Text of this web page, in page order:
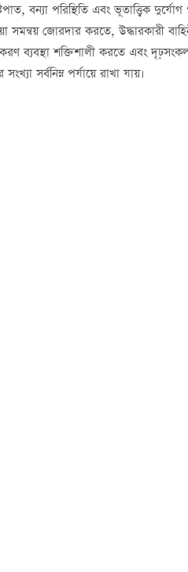
বন্যা পরিস্থিতি এবং ভূতাত্ত্বিক দুর্যোগ
সমন্বয় জোরদার করতে, উদ্ধারকারী
ব্যবস্থা শক্তিশালী করতে এবং
সর্বনিম্ন পর্যায়ে রাখা যায়।